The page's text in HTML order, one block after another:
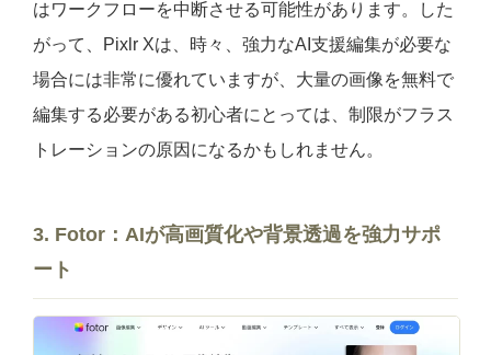
はワークフローを中断させる可能性があります。した
がって、Pixlr Xは、時々、強力なAI支援編集が必要な
場合には非常に優れていますが、大量の画像を無料で
編集する必要がある初心者にとっては、制限がフラス
トレーションの原因になるかもしれません。
3. Fotor：AIが高画質化や背景透過を強力サポ
ート